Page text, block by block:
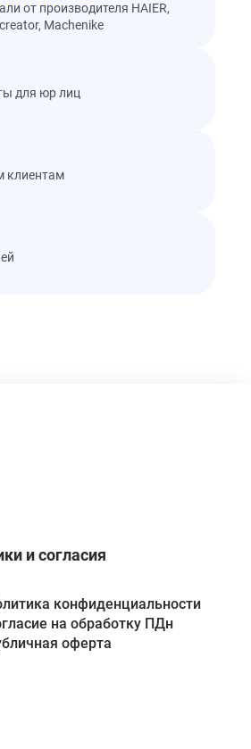
от производителя HAIER,
Machenike
для юр лиц
клиентам
и согласия
конфиденциальности
на обработку ПДн
оферта